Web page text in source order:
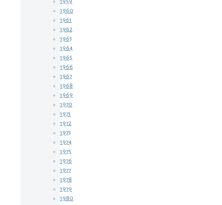
1960
1961
1962
1963
1964
1965
1966
1967
1968
1969
1970
1971
1972
1973
1974
1975
1976
1977
1978
1979
1980